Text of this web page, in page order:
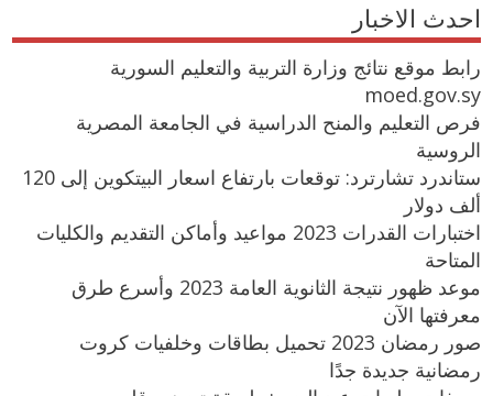
احدث الاخبار
رابط موقع نتائج وزارة التربية والتعليم السورية
moed.gov.sy
فرص التعليم والمنح الدراسية في الجامعة المصرية
الروسية
ستاندرد تشارترد: توقعات بارتفاع اسعار البيتكوين إلى 120
ألف دولار
اختبارات القدرات 2023 مواعيد وأماكن التقديم والكليات
المتاحة
موعد ظهور نتيجة الثانوية العامة 2023 وأسرع طرق
معرفتها الآن
صور رمضان 2023 تحميل بطاقات وخلفيات كروت
رمضانية جديدة جدًا